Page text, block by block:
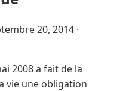
20, 2014 ·
2008 a fait de la
vie une obligation